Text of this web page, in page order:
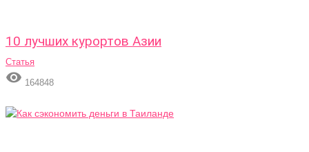
10 лучших курортов Азии
Статья
 164848